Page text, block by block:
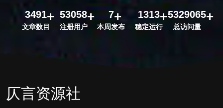
3491
文章数目
53058
注册用户
7
本周发布
1313
稳定运行
5329065
总访问量
仄言资源社